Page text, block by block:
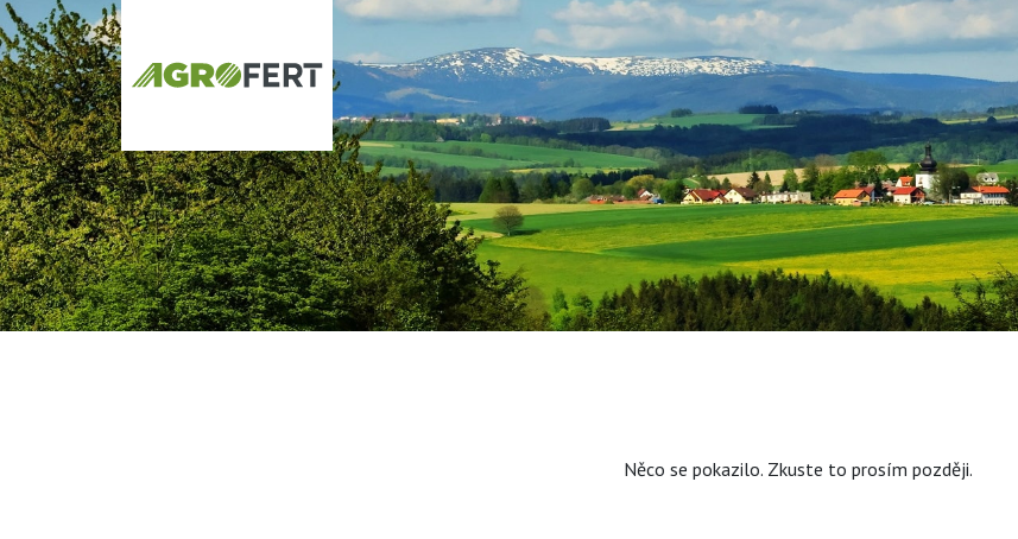
Něco se pokazilo. Zkuste to prosím později.